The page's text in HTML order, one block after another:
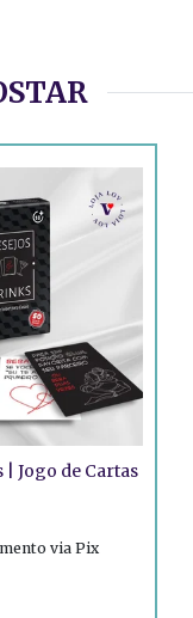
| Jogo de Cartas
via Pix